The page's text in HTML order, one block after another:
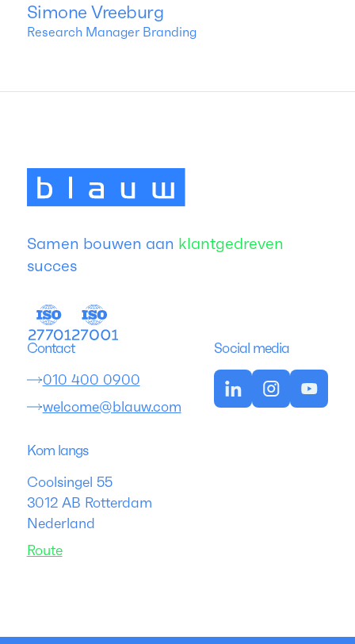
Simone Vreeburg
Research Manager Branding
Samen bouwen aan klantgedreven
succes
Contact
010 400 0900
welcome@blauw.com
Kom langs
Coolsingel 55
3012 AB Rotterdam
Nederland
Route
Social media